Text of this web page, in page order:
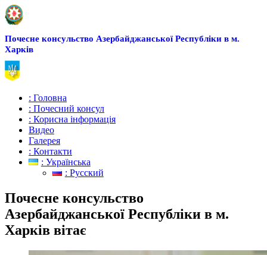
Почесне консульство Азербайджанської Республіки в м.
Харків
: Головна
: Почесний консул
: Корисна інформація
Видео
Галерея
: Контакти
: Українська
: Русский
Почесне консульство
Азербайджанської Республіки в м.
Харків вітає